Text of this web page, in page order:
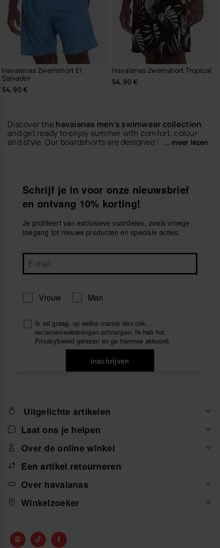
Havaianas Zwemshort El
Salvador
54,90 €
Havaianas Zwemshort Tropical
54,90 €
Discover thehavaianas men’s swimwear collection
and get ready to enjoy summer with comfort, colour
and style. Our boardshorts are designed for beach
perfect match for
men's slides or
men's bags. Choose your favourite design and create
a relaxed summer look with the unmistakable
Explore men’s boardshorts by havaianas and enjoy
every sunny plan with freedom and comfort.
... meer lezen
Schrijf je in voor onze nieuwsbrief
en ontvang 10% korting!
Je profiteert van exclusieve voordelen, zoals vroege
toegang tot nieuwe producten en speciale acties.
Vrouw Man
Ik wil graag, op welke manier dan ook,
reclamemededelingen ontvangen. Ik heb het
Privacybeleid gelezen en ga hiermee akkoord.
inschrijven
Uitgelichte artikelen
Laat ons je helpen
Over de online winkel
Een artikel retourneren
Over havaianas
Winkelzoeker